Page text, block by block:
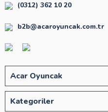
(0312) 362 10 20
b2b@acaroyuncak.com.tr
Acar Oyuncak
Kategoriler